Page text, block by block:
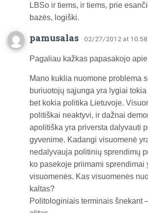
LBSo ir tiems, ir tiems, prie
bazės, logiški.
pamusalas · 02/27/2012 at 10:58
Pagaliau kažkas papasakojo
Mano kuklia nuomone problema
buriuotojų sąjunga yra lygiai
bet kokia politika Lietuvoje.
politiškai neaktyvi, ir dažnai
apolitiška yra priversta dalyvauti
gyvenime. Kadangi visuomenė
nedalyvauja politinių sprendimų
ko pasekoje priimami sprendimai
visuomenės. Kas visuomenės
kaltas?
Politologiniais terminais šnekant